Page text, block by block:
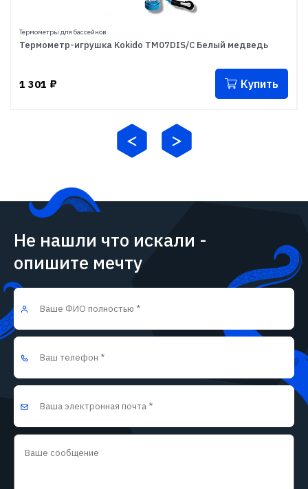
Термометры для бассейнов
Термометр-игрушка Kokido TM07DIS/C Белый медведь
1 301 ₽ Купить
Не нашли что искали -
опишите мечту